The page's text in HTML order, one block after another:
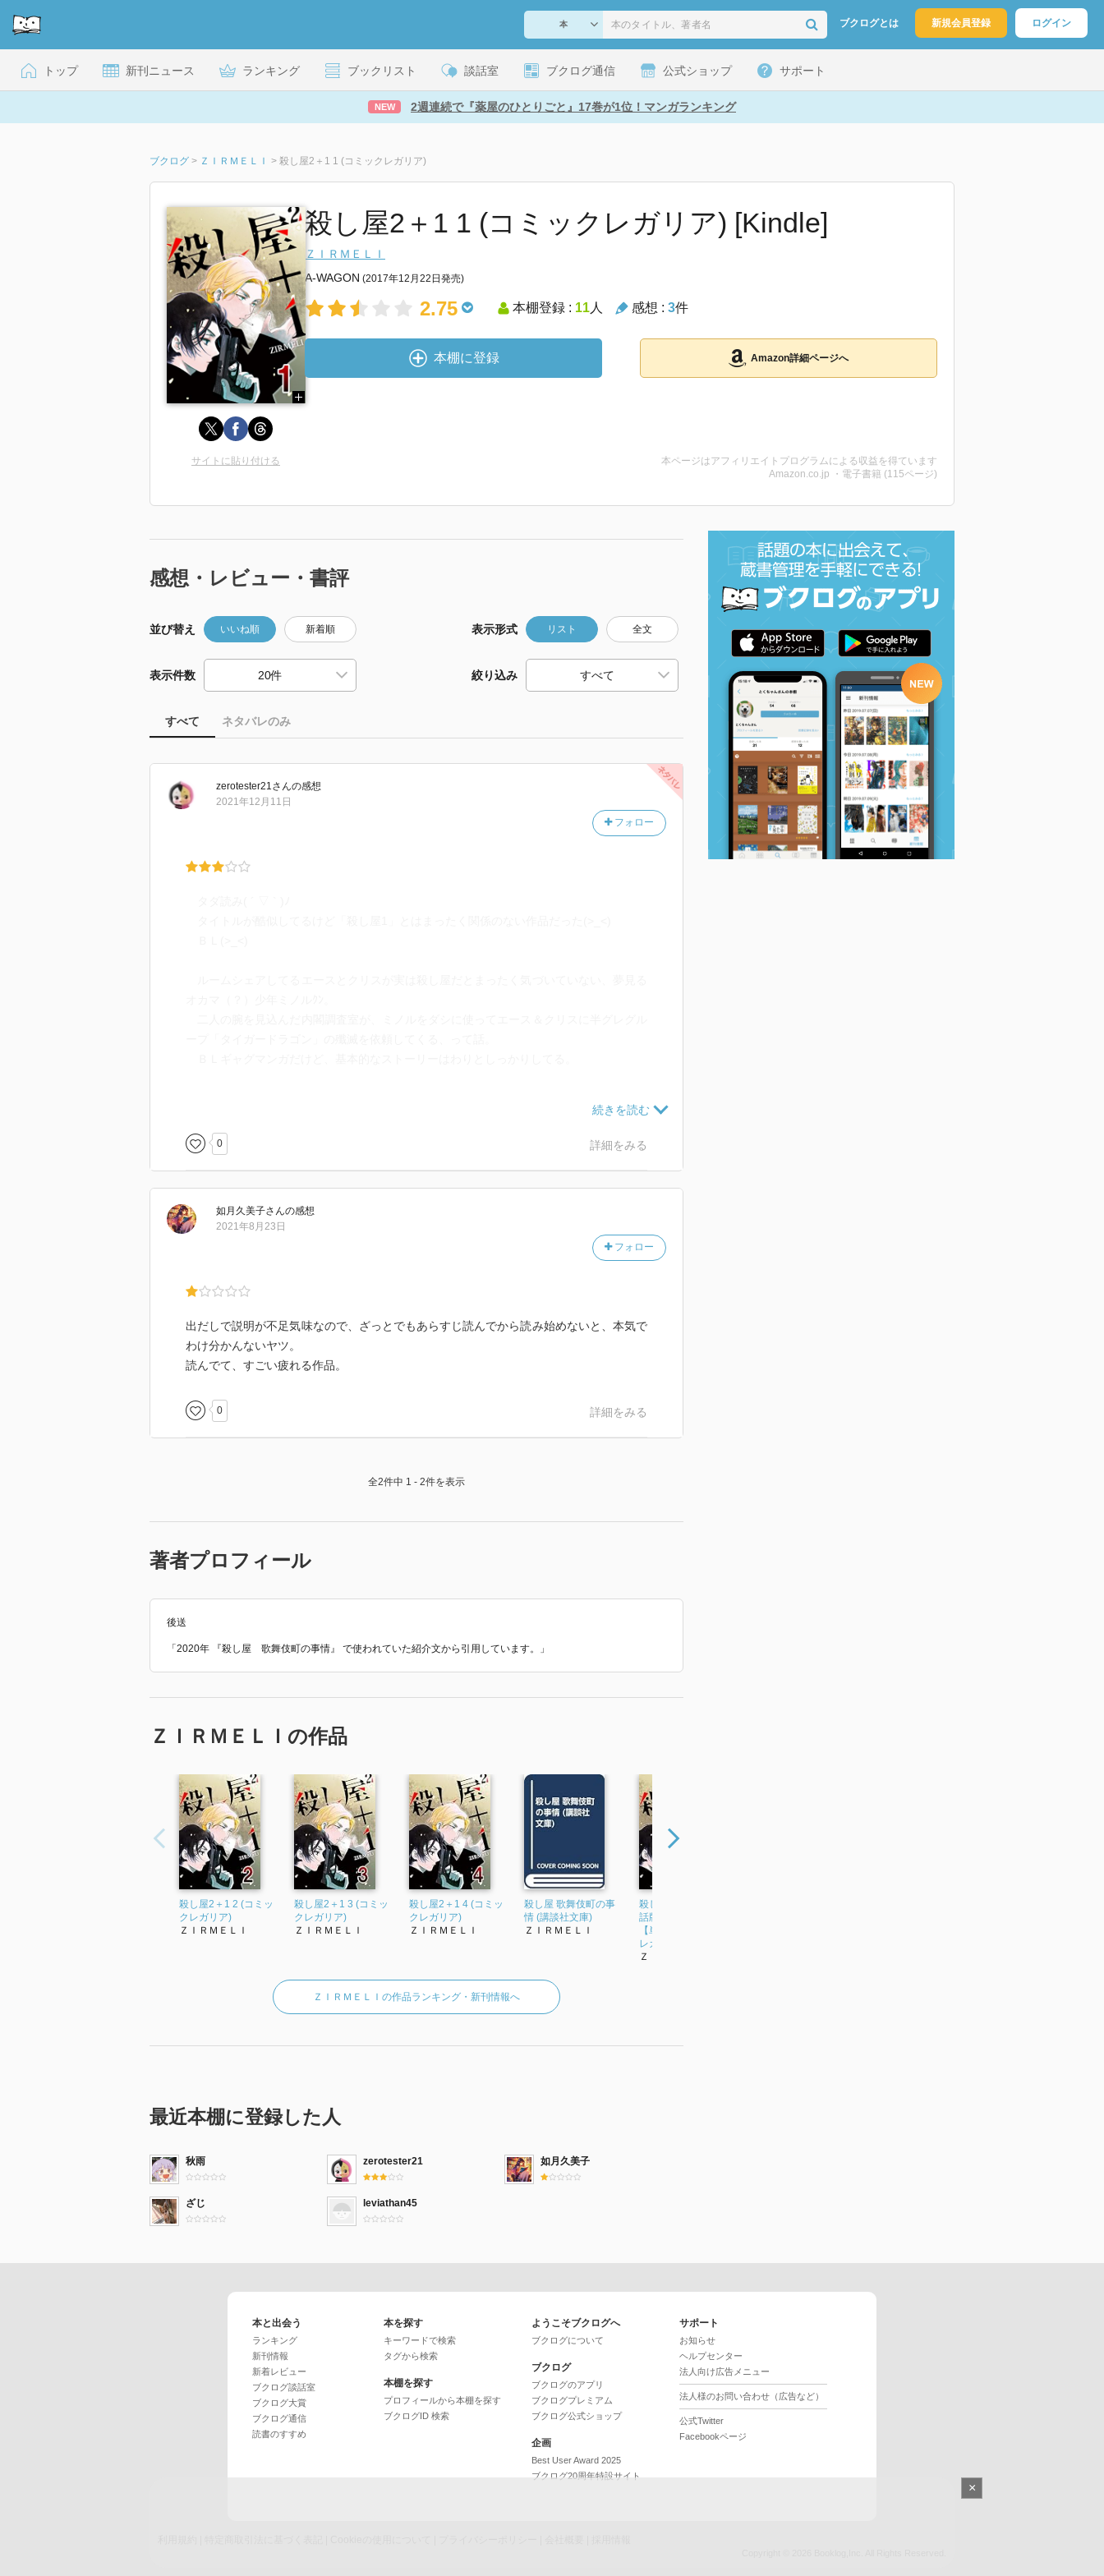
ブクログとは 新規会員登録 ログイン
トップ 新刊ニュース ランキング ブックリスト 談話室 ブクログ通信 公式ショップ サポート
NEW 2週連続で『薬屋のひとりごと』17巻が1位！マンガランキング
ブクログ > ＺＩＲＭＥＬＩ > 殺し屋2＋1 1 (コミックレガリア)
殺し屋2＋1 1 (コミックレガリア) [Kindle]
ＺＩＲＭＥＬＩ
A-WAGON (2017年12月22日発売)
2.75 本棚登録 : 11人 感想 : 3件
本棚に登録 Amazon詳細ページへ
サイトに貼り付ける
本ページはアフィリエイトプログラムによる収益を得ています
Amazon.co.jp ・電子書籍 (115ページ)
感想・レビュー・書評
並び替え いいね順 新着順 表示形式 リスト 全文
表示件数 絞り込み
すべて ネタバレのみ
zerotester21 さんの感想
フォロー
2021年12月11日
2021/12/10
♯2582
0 詳細をみる
如月久美子さんの感想
フォロー
2021年8月23日
出だしで説明が不足気味なので、ざっとでもあらすじ読んでから読み始めないと、本気で
わけ分かんないヤツ。
読んでて、すごい疲れる作品。
0 詳細をみる
全2件中 1 - 2件を表示
著者プロフィール
後送
「2020年 『殺し屋 歌舞伎町の事情』 で使われていた紹介文から引用しています。」
ＺＩＲＭＥＬＩの作品
殺し屋2＋1 2 (コミッ
クレガリア)
ＺＩＲＭＥＬＩ
殺し屋2＋1 3 (コミッ
クレガリア)
ＺＩＲＭＥＬＩ
殺し屋2＋1 4 (コミッ
クレガリア)
ＺＩＲＭＥＬＩ
殺し屋 歌舞伎町の事
情 (講談社文庫)
ＺＩＲＭＥＬＩ
殺し屋2＋1 第2話【単
話版】 殺し屋2＋1
【単話版】 (コミック
レガリア...
ＺＩＲＭＥＬＩ
ＺＩＲＭＥＬＩの作品ランキング・新刊情報へ
最近本棚に登録した人
秋雨 zerotester21 如月久美子
ざじ leviathan45
本と出会う
ランキング
新刊情報
新着レビュー
ブクログ談話室
ブクログ大賞
ブクログ通信
読書のすすめ
本を探す
キーワードで検索
タグから検索
本棚を探す
プロフィールから本棚を探す
ブクログID 検索
ようこそブクログへ
ブクログについて
ブクログ
ブクログのアプリ
ブクログプレミアム
ブクログ公式ショップ
企画
Best User Award 2025
ブクログ20周年特設サイト
サポート
お知らせ
ヘルプセンター
法人向け広告メニュー
法人様のお問い合わせ（広告など）
公式Twitter
Facebookページ
×